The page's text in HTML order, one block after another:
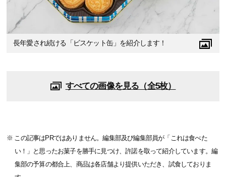
長年愛され続ける「ビスケット缶」を紹介します！
すべての画像を見る（全5枚）
※ この記事はPRではありません。編集部及び編集部員が「これは食べた
い！」と思ったお菓子を勝手に見つけ、許諾を取って紹介しています。編
集部の予算の都合上、商品は各店舗より提供いただき、試食しておりま